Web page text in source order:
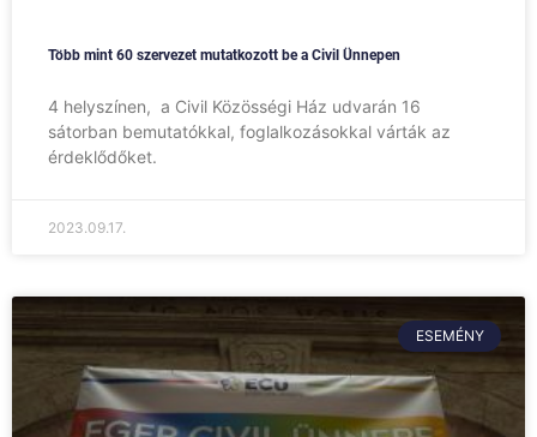
Több mint 60 szervezet mutatkozott be a Civil Ünnepen
4 helyszínen, a Civil Közösségi Ház udvarán 16
sátorban bemutatókkal, foglalkozásokkal várták az
érdeklődőket.
2023.09.17.
ESEMÉNY